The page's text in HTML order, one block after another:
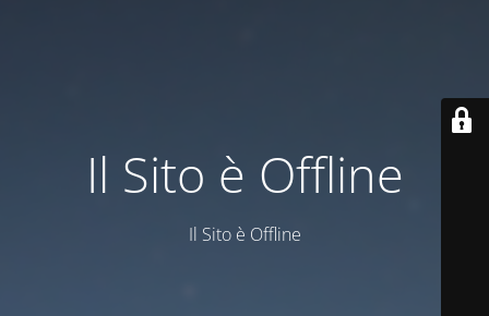
Il Sito è Offline
Il Sito è Offline